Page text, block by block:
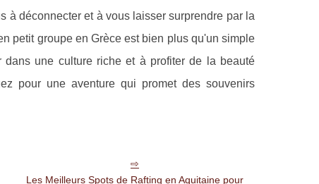
à déconnecter et à vous laisser surprendre par la
petit groupe en Grèce est bien plus qu'un simple
une culture riche et à profiter de la beauté
pour une aventure qui promet des souvenirs
Les Meilleurs Spots de Rafting en Aquitaine pour